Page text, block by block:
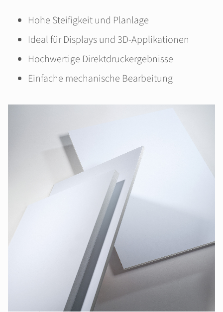
Hohe Steifigkeit und Planlage
Ideal für Displays und 3D‑Applikationen
Hochwertige Direktdruckergebnisse
Einfache mechanische Bearbeitung